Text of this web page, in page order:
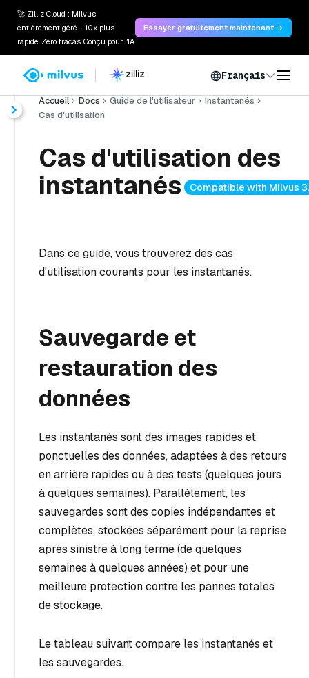
🚀 Zilliz Cloud : Milvus
entièrement géré - 10x plus
rapide. Zéro tracas. Conçu pour l'IA.
Essayer gratuitement maintenant →
Français
Accueil Docs Guide de l'utilisateur
Instantanés
Cas d'utilisation
Cas d'utilisation des
instantanés
Compatible with Milvus
Dans ce guide, vous trouverez des cas
d'utilisation courants pour les instantanés.
Sauvegarde et
restauration des
données
Les instantanés sont des images rapides et
ponctuelles des données, adaptées à des retours
en arrière rapides ou à des tests (quelques jours
à quelques semaines). Parallèlement, les
sauvegardes sont des copies indépendantes et
complètes, stockées séparément pour la reprise
après sinistre à long terme (de quelques
semaines à quelques années) et pour une
meilleure protection contre les pannes totales
de stockage.
Le tableau suivant compare les instantanés et
les sauvegardes.